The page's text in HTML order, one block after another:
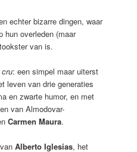
echter bizarre dingen, waar
hun overleden (maar
van is.
cru: een simpel maar uiterst
leven van drie generaties
en zwarte humor, en met
van Almodovar-
Carmen Maura.
Alberto Iglesias, het